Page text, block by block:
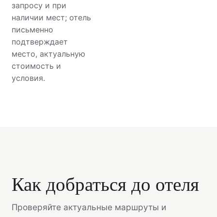
запросу и при
наличии мест; отель
письменно
подтверждает
место, актуальную
стоимость и
условия.
Как добраться до отеля
Проверяйте актуальные маршруты и